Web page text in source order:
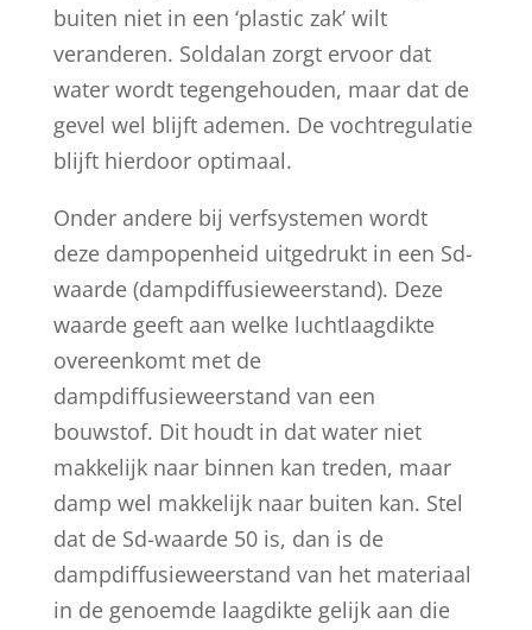
buiten niet in een ‘plastic zak’ wilt
veranderen. Soldalan zorgt ervoor dat
water wordt tegengehouden, maar dat de
gevel wel blijft ademen. De vochtregulatie
blijft hierdoor optimaal.
Onder andere bij verfsystemen wordt
deze dampopenheid uitgedrukt in een Sd-
waarde (dampdiffusieweerstand). Deze
waarde geeft aan welke luchtlaagdikte
overeenkomt met de
dampdiffusieweerstand van een
bouwstof. Dit houdt in dat water niet
makkelijk naar binnen kan treden, maar
damp wel makkelijk naar buiten kan. Stel
dat de Sd-waarde 50 is, dan is de
dampdiffusieweerstand van het materiaal
in de genoemde laagdikte gelijk aan die